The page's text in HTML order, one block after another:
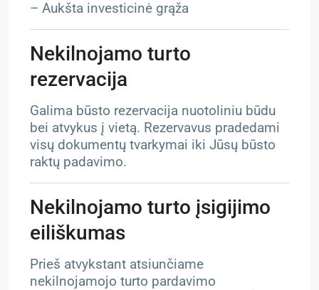
– Aukšta investicinė grąža
Nekilnojamo turto
rezervacija
Galima būsto rezervacija nuotoliniu būdu
bei atvykus į vietą. Rezervavus pradedami
visų dokumentų tvarkymai iki Jūsų būsto
raktų padavimo.
Nekilnojamo turto įsigijimo
eiliškumas
Prieš atvykstant atsiunčiame
nekilnojamojo turto pardavimo